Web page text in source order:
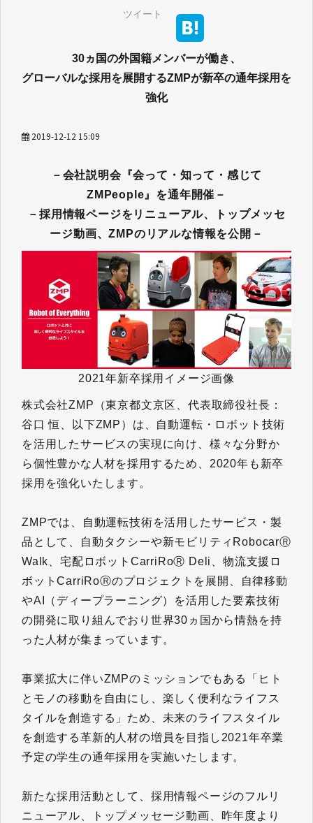
ツイート
30ヵ国の外国籍メンバーが働き、
グローバルな採用を展開するZMPが新卒の通年採用を
強化
2019-12-12 15:09
－会社説明会『会って・知って・感じて
ZMPeople』を通年開催－
－採用情報ページをリニューアル、トップメッセ
ージ動画、ZMPのリアルな情報を公開－
2021年新卒採用イメージ画像
株式会社ZMP（東京都文京区、代表取締役社長：
谷口 恒、以下ZMP）は、自動運転・ロボット技術
を活用したサービスの実現に向け、様々な分野か
ら個性豊かな人材を採用するため、2020年も新卒
採用を強化いたします。
ZMPでは、自動運転技術を活用したサービス・製
品として、自動タクシーや新モビリティRobocarⓇ
Walk、宅配ロボットCarriRoⓇ Deli、物流支援ロ
ボットCarriRoⓇのプロジェクトを展開、自律移動
やAI（ディープラーニング）を活用した要素技術
の開発に取り組んでおり世界30ヵ国から情熱を持
った人材が集まっています。
事業拡大に伴いZMPのミッションでもある「ヒト
とモノの移動を自由にし、楽しく便利なライフス
タイルを創造する」ため、未来のライフスタイル
を創造する革新的人材の増員を目指し2021年卒業
予定の学生の通年採用を実施いたします。
新たな採用活動として、採用情報ページのフルリ
ニューアル、トップメッセージ動画、昨年度より